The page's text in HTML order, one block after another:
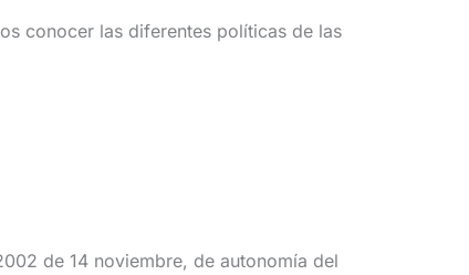
conocer las diferentes políticas de las
de 14 noviembre, de autonomía del